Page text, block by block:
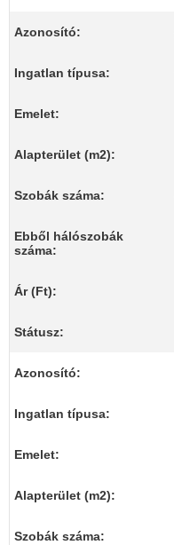
Azonosító:
Ingatlan típusa:
Emelet:
Alapterület (m2):
Szobák száma:
Ebből hálószobák
száma:
Ár (Ft):
Státusz:
Azonosító:
Ingatlan típusa:
Emelet:
Alapterület (m2):
Szobák száma: